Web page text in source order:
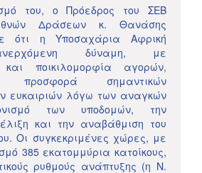
του, ο Πρόεδρος του ΣΕΒ
Δράσεων κ. Θανάσης
ότι η Υποσαχάρια Αφρική
δύναμη, με
και ποικιλομορφία αγορών,
σημαντικών
ευκαιριών λόγω των αναγκών
των υποδομών, την
και την αναβάθμιση του
Οι συγκεκριμένες χώρες, με
385 εκατομμύρια κατοίκους,
ρυθμούς ανάπτυξης (η Ν.